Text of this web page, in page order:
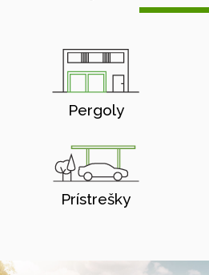
Pergoly
Prístrešky